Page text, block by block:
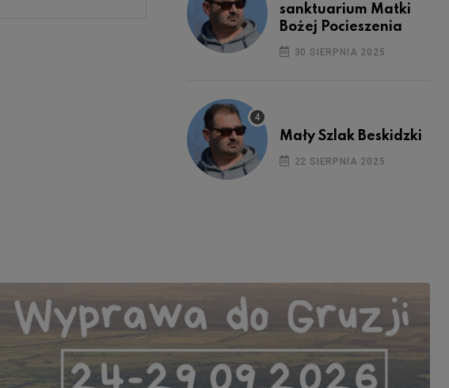
sanktuarium Matki
Bożej Pocieszenia
30 SIERPNIA 2025
Mały Szlak Beskidzki
22 SIERPNIA 2025